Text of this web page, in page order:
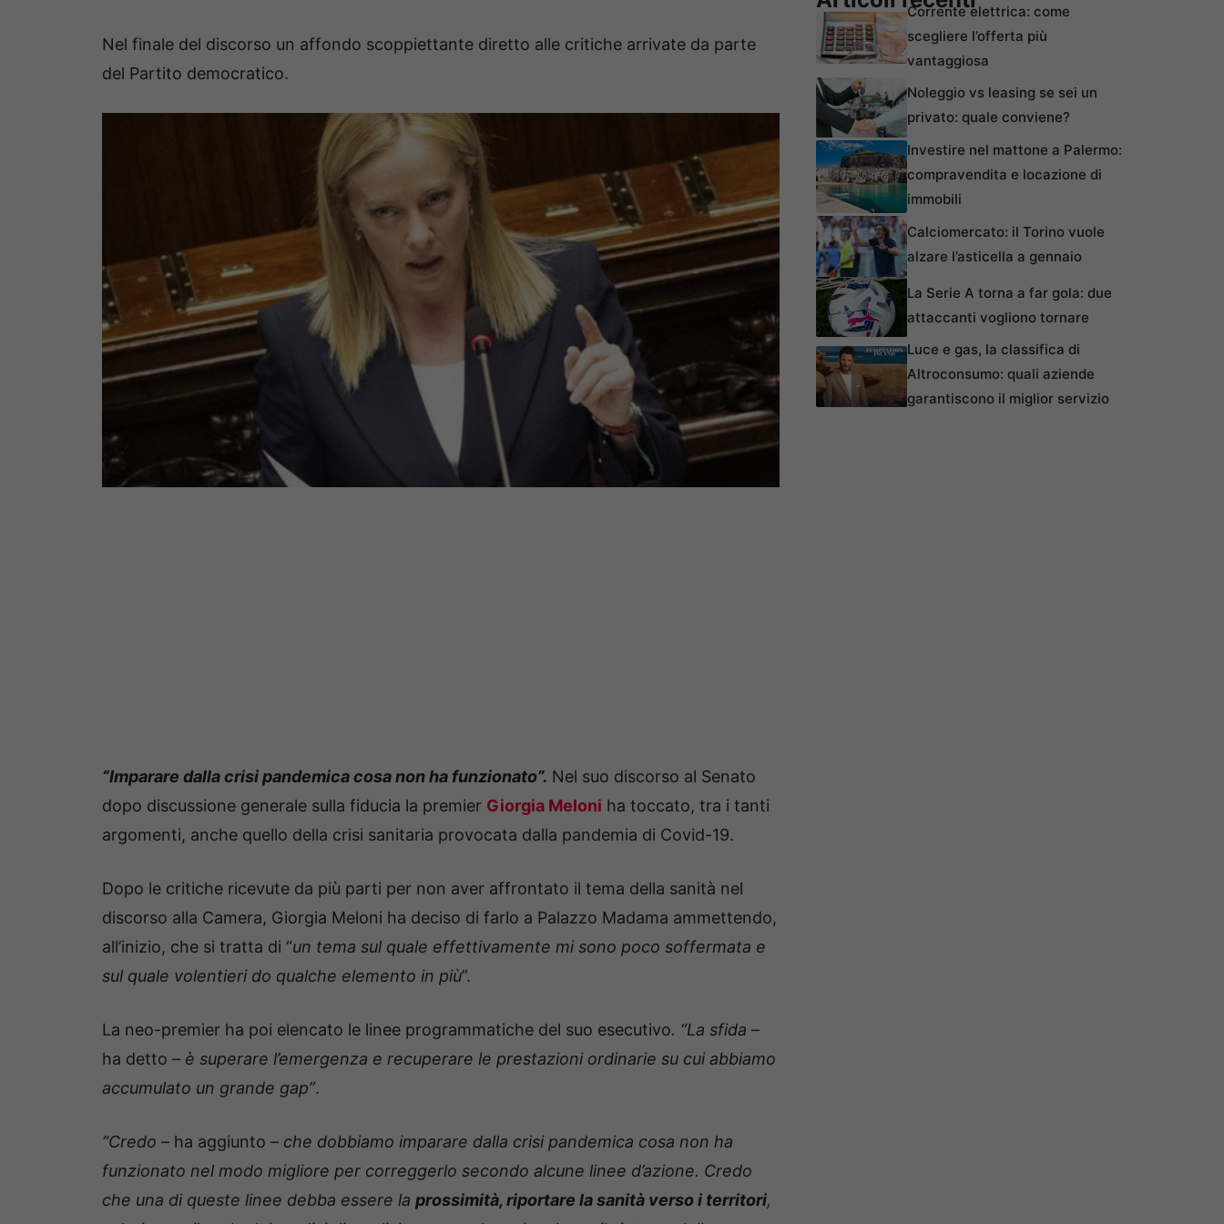
Nel finale del discorso un affondo scoppiettante diretto alle critiche arrivate da parte
del Partito democratico.
“Imparare dalla crisi pandemica cosa non ha funzionato”. Nel suo discorso al Senato
dopo discussione generale sulla fiducia la premier Giorgia Meloni ha toccato, tra i tanti
argomenti, anche quello della crisi sanitaria provocata dalla pandemia di Covid-19.
Dopo le critiche ricevute da più parti per non aver affrontato il tema della sanità nel
discorso alla Camera, Giorgia Meloni ha deciso di farlo a Palazzo Madama ammettendo,
all’inizio, che si tratta di “un tema sul quale effettivamente mi sono poco soffermata e
sul quale volentieri do qualche elemento in più”.
La neo-premier ha poi elencato le linee programmatiche del suo esecutivo. “La sfida –
ha detto – è superare l’emergenza e recuperare le prestazioni ordinarie su cui abbiamo
accumulato un grande gap”.
“Credo – ha aggiunto – che dobbiamo imparare dalla crisi pandemica cosa non ha
funzionato nel modo migliore per correggerlo secondo alcune linee d’azione. Credo
che una di queste linee debba essere la prossimità, riportare la sanità verso i territori,
Corrente elettrica: come
scegliere l’offerta più
vantaggiosa
Noleggio vs leasing se sei un
privato: quale conviene?
Investire nel mattone a Palermo:
compravendita e locazione di
immobili
Calciomercato: il Torino vuole
alzare l’asticella a gennaio
La Serie A torna a far gola: due
attaccanti vogliono tornare
Luce e gas, la classifica di
Altroconsumo: quali aziende
garantiscono il miglior servizio